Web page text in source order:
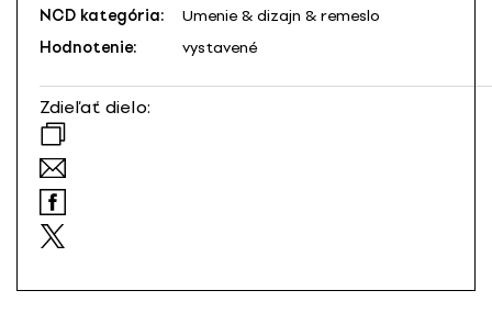
NCD kategória:
Umenie & dizajn & remeslo
Hodnotenie:
vystavené
Zdieľať dielo: